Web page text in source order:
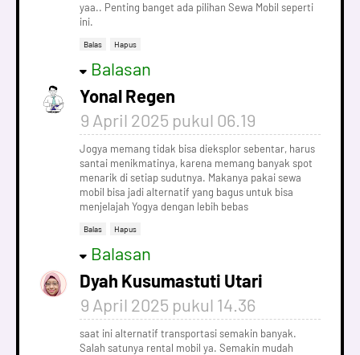
yaa.. Penting banget ada pilihan Sewa Mobil seperti
ini.
Balas Hapus
Balasan
Yonal Regen
9 April 2025 pukul 06.19
Jogya memang tidak bisa dieksplor sebentar, harus
santai menikmatinya, karena memang banyak spot
menarik di setiap sudutnya. Makanya pakai sewa
mobil bisa jadi alternatif yang bagus untuk bisa
menjelajah Yogya dengan lebih bebas
Balas Hapus
Balasan
Dyah Kusumastuti Utari
9 April 2025 pukul 14.36
saat ini alternatif transportasi semakin banyak.
Salah satunya rental mobil ya. Semakin mudah